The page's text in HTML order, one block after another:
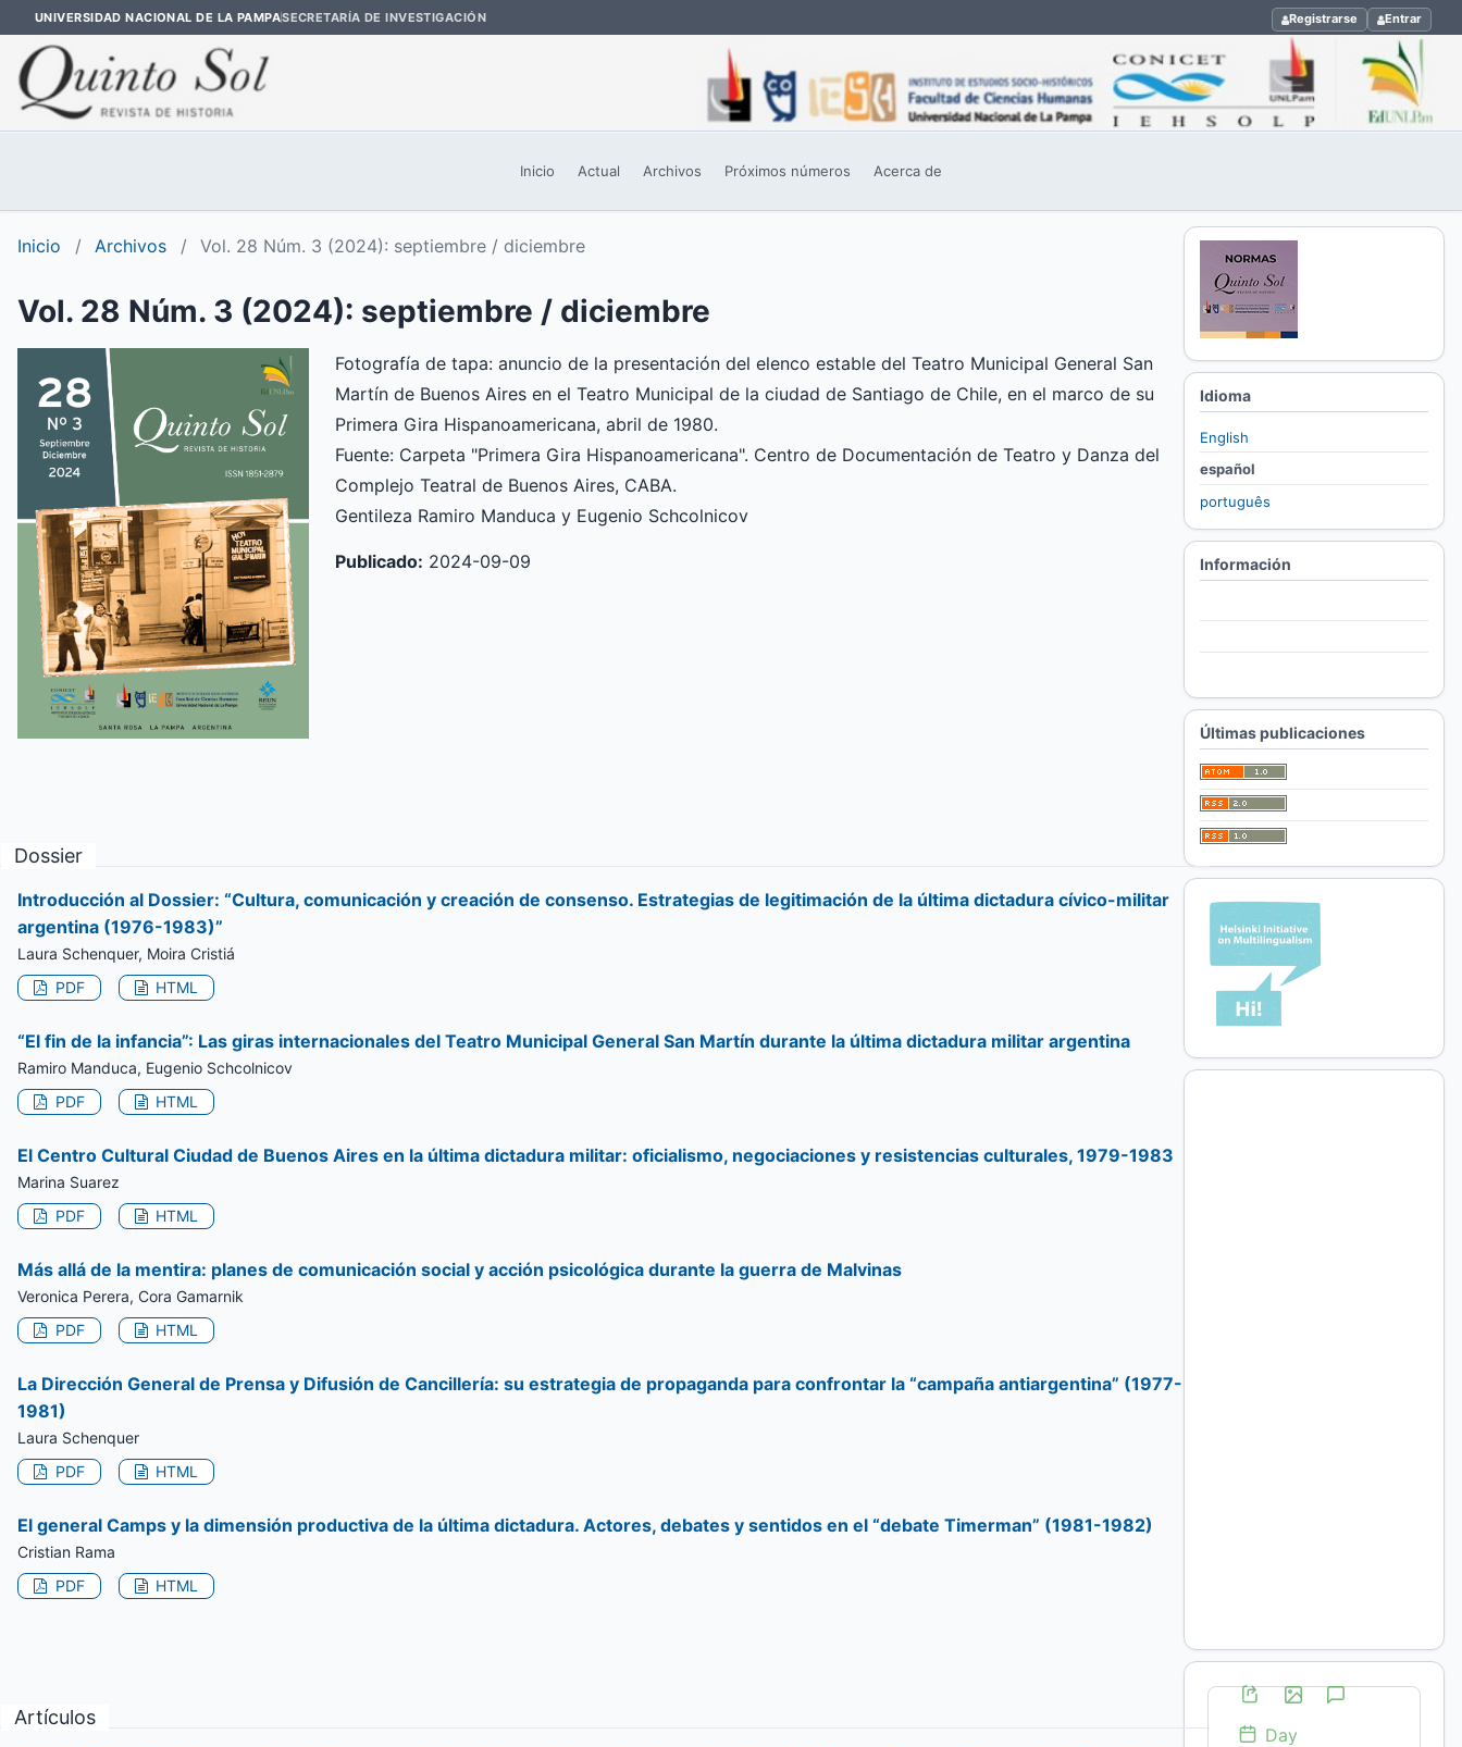
UNIVERSIDAD NACIONAL DE LA PAMPASECRETARÍA DE INVESTIGACIÓN Registrarse Entrar
Inicio Actual Archivos Próximos números Acerca de
Inicio / Archivos / Vol. 28 Núm. 3 (2024): septiembre / diciembre
Vol. 28 Núm. 3 (2024): septiembre / diciembre
Fotografía de tapa: anuncio de la presentación del elenco estable del Teatro Municipal General San
Martín de Buenos Aires en el Teatro Municipal de la ciudad de Santiago de Chile, en el marco de su
Primera Gira Hispanoamericana, abril de 1980.
Fuente: Carpeta "Primera Gira Hispanoamericana". Centro de Documentación de Teatro y Danza del
Complejo Teatral de Buenos Aires, CABA.
Gentileza Ramiro Manduca y Eugenio Schcolnicov
Publicado: 2024-09-09
Dossier
Introducción al Dossier: “Cultura, comunicación y creación de consenso. Estrategias de legitimación de la última dictadura cívico-militar
argentina (1976-1983)”
Laura Schenquer, Moira Cristiá
PDF
HTML
“El fin de la infancia”: Las giras internacionales del Teatro Municipal General San Martín durante la última dictadura militar argentina
Ramiro Manduca, Eugenio Schcolnicov
PDF
HTML
El Centro Cultural Ciudad de Buenos Aires en la última dictadura militar: oficialismo, negociaciones y resistencias culturales, 1979-1983
Marina Suarez
PDF
HTML
Más allá de la mentira: planes de comunicación social y acción psicológica durante la guerra de Malvinas
Veronica Perera, Cora Gamarnik
PDF
HTML
La Dirección General de Prensa y Difusión de Cancillería: su estrategia de propaganda para confrontar la “campaña antiargentina” (1977-
1981)
Laura Schenquer
PDF
HTML
El general Camps y la dimensión productiva de la última dictadura. Actores, debates y sentidos en el “debate Timerman” (1981-1982)
Cristian Rama
PDF
HTML
Artículos
Idioma
English
español
português
Información
Últimas publicaciones